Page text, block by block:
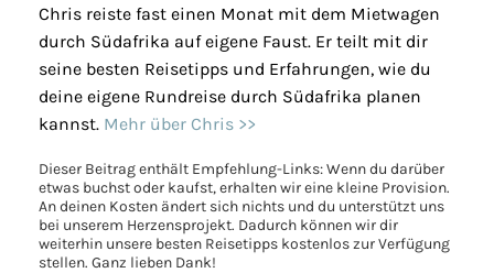
Chris reiste fast einen Monat mit dem Mietwagen
durch Südafrika auf eigene Faust. Er teilt mit dir
seine besten Reisetipps und Erfahrungen, wie du
deine eigene Rundreise durch Südafrika planen
kannst. Mehr über Chris >>
Dieser Beitrag enthält Empfehlung-Links: Wenn du darüber
etwas buchst oder kaufst, erhalten wir eine kleine Provision.
An deinen Kosten ändert sich nichts und du unterstützt uns
bei unserem Herzensprojekt. Dadurch können wir dir
weiterhin unsere besten Reisetipps kostenlos zur Verfügung
stellen. Ganz lieben Dank!